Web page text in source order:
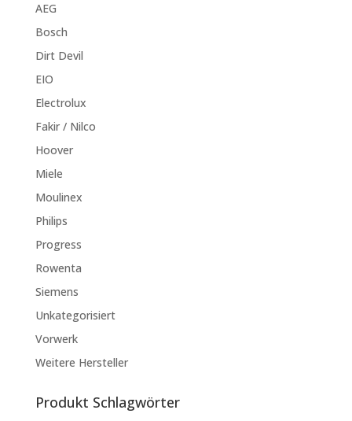
AEG
Bosch
Dirt Devil
EIO
Electrolux
Fakir / Nilco
Hoover
Miele
Moulinex
Philips
Progress
Rowenta
Siemens
Unkategorisiert
Vorwerk
Weitere Hersteller
Produkt Schlagwörter